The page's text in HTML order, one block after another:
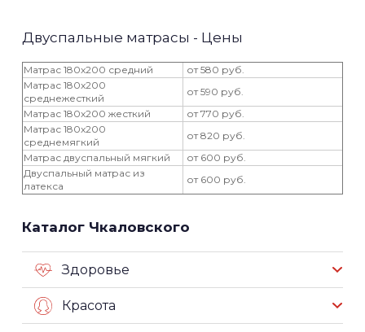
Двуспальные матрасы - Цены
Матрас 180x200 средний
от 580 руб.
Матрас 180x200
среднежесткий
от 590 руб.
Матрас 180x200 жесткий
от 770 руб.
Матрас 180x200
среднемягкий
от 820 руб.
Матрас двуспальный мягкий
от 600 руб.
Двуспальный матрас из
латекса
от 600 руб.
Каталог Чкаловского
Здоровье
Красота